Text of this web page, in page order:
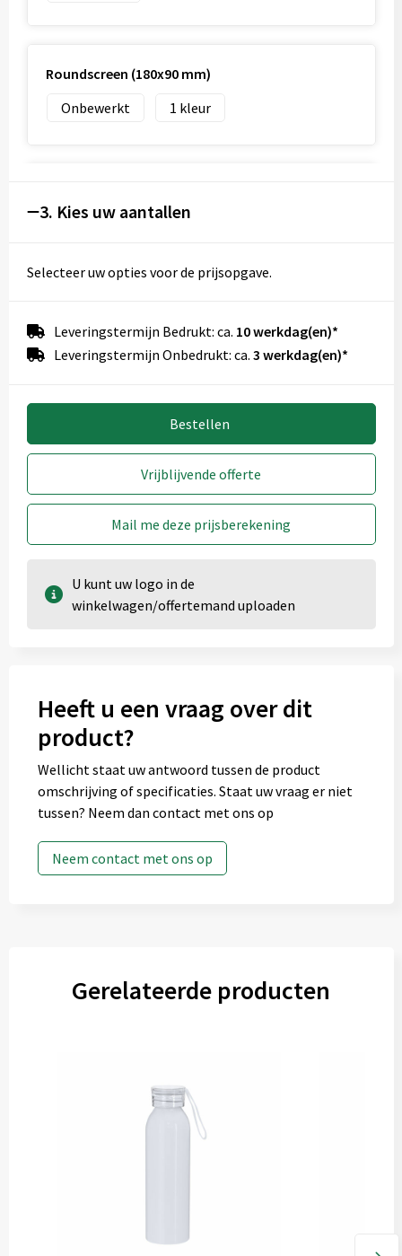
Roundscreen (180x90 mm)
Onbewerkt
1
Achterkant (30x60 mm)
Lid (40x40 mm)
Onbewerkt
1
2
3. Kies uw aantallen
Selecteer uw opties voor de prijsopgave.
Leveringstermijn Bedrukt: ca. 10 werkdag(en)*
Leveringstermijn Onbedrukt: ca. 3 werkdag(en)*
Bestellen
Vrijblijvende offerte
Mail me deze prijsberekening
U kunt uw logo in de
winkelwagen/offertemand uploaden
Heeft u een vraag over dit
product?
Wellicht staat uw antwoord tussen de product
omschrijving of specificaties. Staat uw vraag er niet
tussen? Neem dan contact met ons op
Neem contact met ons op
Gerelateerde producten